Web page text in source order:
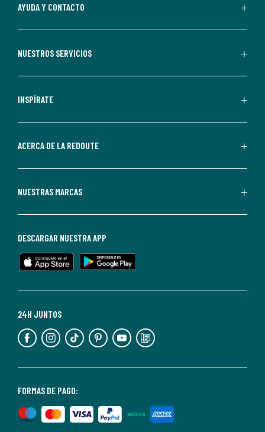
aceptas
comerciales
personalizadas
parte
Redoute.
de
en
cualquier
Para
información,
puedes
nuestra
de
privacidad</2>.
AYUDA Y CONTACTO
NUESTROS SERVICIOS
INSPÍRATE
ACERCA DE LA REDOUTE
NUESTRAS MARCAS
FORMAS DE PAGO:
24H JUNTOS
DESCARGAR NUESTRA APP